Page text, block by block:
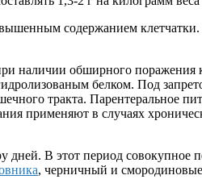
содержанием
наличии обширного
белком. Под
тракта.
применяют в случаях
дней. В этот период
, черничный и